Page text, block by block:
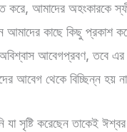
আমাদের অহংকারকে
আমাদের কাছে কিছু প্রকাশ
আবেগপ্রবণ, তবে
আবেগ থেকে বিচ্ছিন্ন হয়
সৃষ্টি করেছেন তাকেই